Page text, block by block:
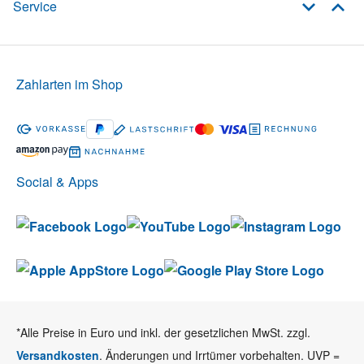
Service
Social & Apps
Zahlarten im Shop
*Alle Preise in Euro und inkl. der gesetzlichen MwSt. zzgl.
Versandkosten. Änderungen und Irrtümer vorbehalten. UVP =